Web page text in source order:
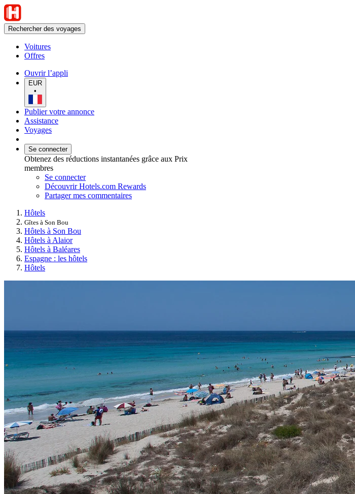
Rechercher des voyages
Voitures
Offres
Ouvrir l’appli
EUR
•
Publier votre annonce
Assistance
Voyages
Se connecter
Obtenez des réductions instantanées grâce aux Prix
membres
Se connecter
Découvrir Hotels.com Rewards
Partager mes commentaires
Hôtels
Gîtes à Son Bou
Hôtels à Son Bou
Hôtels à Alaior
Hôtels à Baléares
Espagne : les hôtels
Hôtels